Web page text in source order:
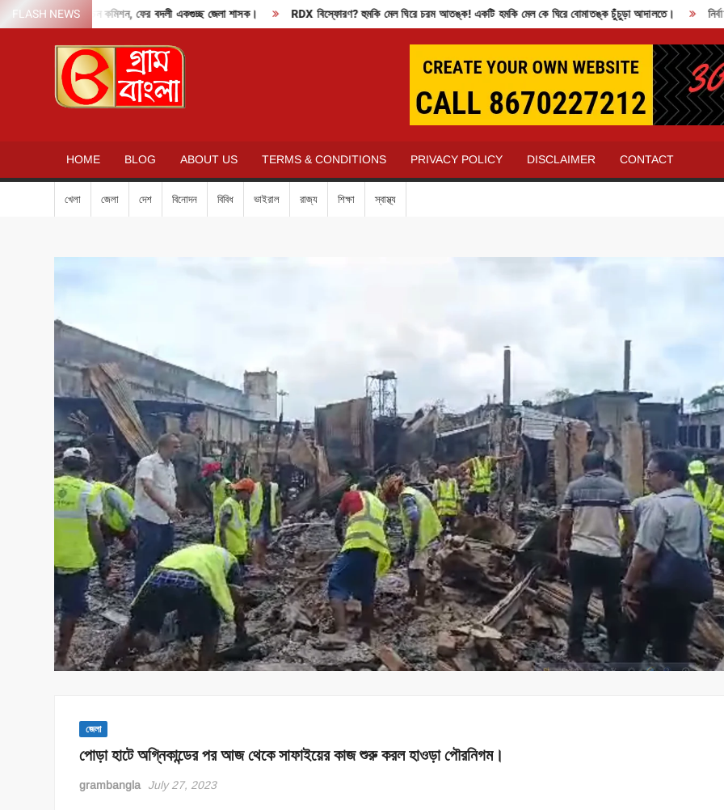
Skip
to
FLASH NEWS
দাবাং মোডে নির্বাচন কমিশন, ফের বদলী একগুচ্ছ জেলা শাসক। RDX বিস্ফোরণ? হুমকি মেল ঘিরে চরম আতঙ্ক! একটি হমকি মেল কে ঘিরে বোমাতঙ্ক চুঁচুড়া আদালতে। নির্বাচন
HOME BLOG ABOUT US TERMS & CONDITIONS PRIVACY POLICY DISCLAIMER CONTACT
খেলা জেলা দেশ বিনোদন বিবিধ ভাইরাল রাজ্য শিক্ষা স্বাস্থ্য
জেলা
পোড়া হাটে অগ্নিকান্ডের পর আজ থেকে সাফাইয়ের কাজ শুরু করল হাওড়া পৌরনিগম।
grambangla July 27, 2023